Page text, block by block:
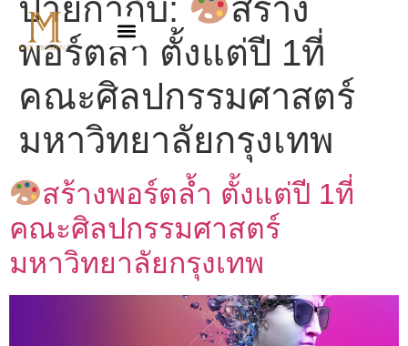
ป้ายกำกับ:
สร้าง
พอร์ตล้ำ ตั้งแต่ปี 1ที่
คณะศิลปกรรมศาสตร์
มหาวิทยาลัยกรุงเทพ
สร้างพอร์ตล้ำ ตั้งแต่ปี 1ที่
คณะศิลปกรรมศาสตร์
มหาวิทยาลัยกรุงเทพ